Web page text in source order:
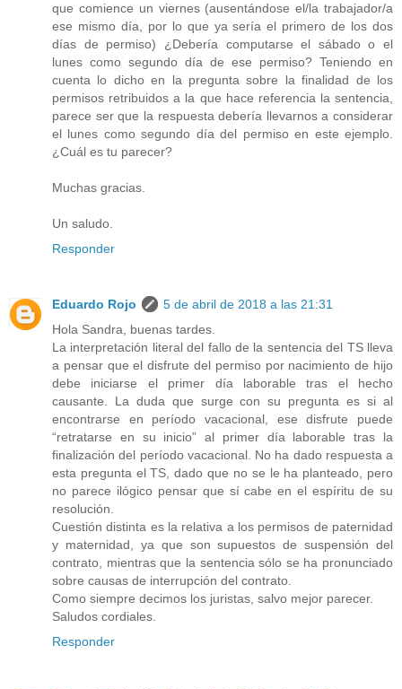
que comience un viernes (ausentándose el/la trabajador/a
ese mismo día, por lo que ya sería el primero de los dos
días de permiso) ¿Debería computarse el sábado o el
lunes como segundo día de ese permiso? Teniendo en
cuenta lo dicho en la pregunta sobre la finalidad de los
permisos retribuidos a la que hace referencia la sentencia,
parece ser que la respuesta debería llevarnos a considerar
el lunes como segundo día del permiso en este ejemplo.
¿Cuál es tu parecer?
Muchas gracias.
Un saludo.
Responder
Eduardo Rojo
5 de abril de 2018 a las 21:31
Hola Sandra, buenas tardes.
La interpretación literal del fallo de la sentencia del TS lleva
a pensar que el disfrute del permiso por nacimiento de hijo
debe iniciarse el primer día laborable tras el hecho
causante. La duda que surge con su pregunta es si al
encontrarse en período vacacional, ese disfrute puede
“retratarse en su inicio” al primer día laborable tras la
finalización del período vacacional. No ha dado respuesta a
esta pregunta el TS, dado que no se le ha planteado, pero
no parece ilógico pensar que sí cabe en el espíritu de su
resolución.
Cuestión distinta es la relativa a los permisos de paternidad
y maternidad, ya que son supuestos de suspensión del
contrato, mientras que la sentencia sólo se ha pronunciado
sobre causas de interrupción del contrato.
Como siempre decimos los juristas, salvo mejor parecer.
Saludos cordiales.
Responder